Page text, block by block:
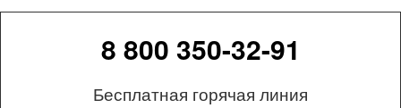
8 800 350-32-91
Бесплатная горячая линия